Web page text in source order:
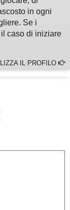
in ogni
Se i
caso di iniziare
IL PROFILO